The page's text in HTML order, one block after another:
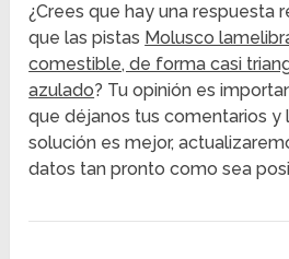
¿Crees que hay una respuesta
que las pistas Molusco
comestible, de forma casi
azulado? Tu opinión es
que déjanos tus comentarios y
solución es mejor,
datos tan pronto como sea